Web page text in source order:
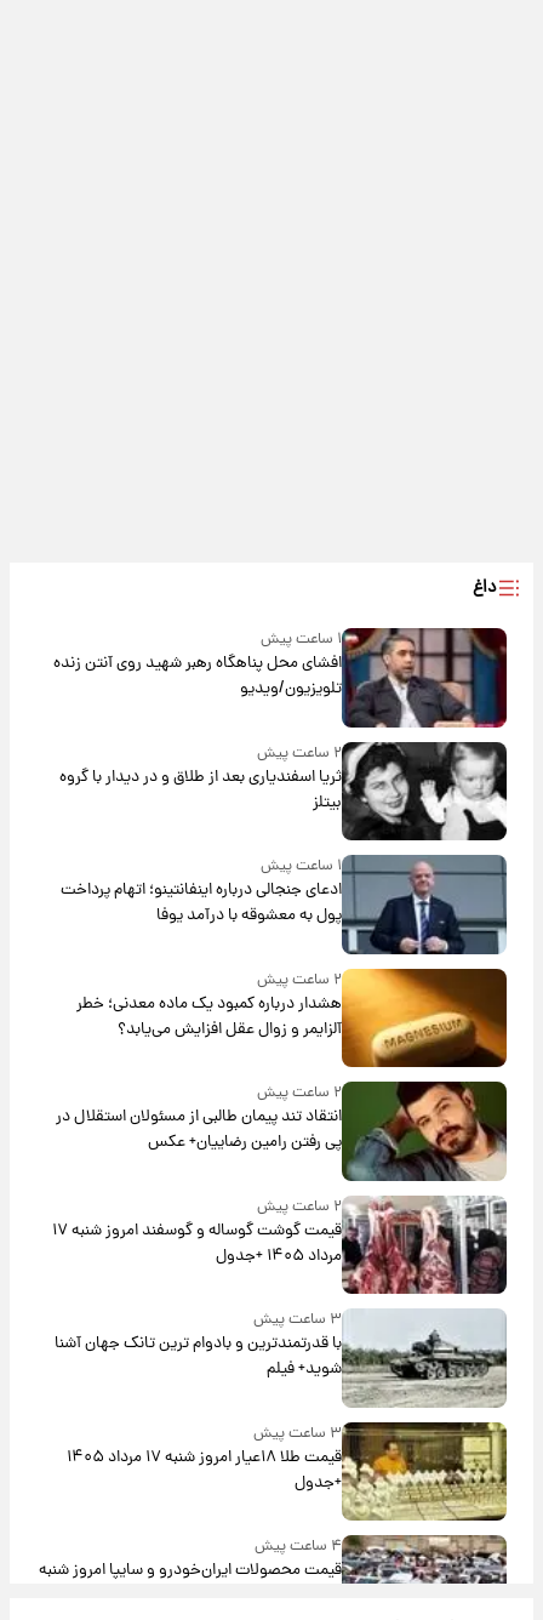
داغ
۱ ساعت پیش
افشای محل پناهگاه‌ رهبر شهید روی آنتن زنده
تلویزیون/ویدیو
۲ ساعت پیش
ثریا اسفندیاری بعد از طلاق و در دیدار با گروه
بیتلز
۱ ساعت پیش
ادعای جنجالی درباره اینفانتینو؛ اتهام پرداخت
پول به معشوقه با درآمد یوفا
۲ ساعت پیش
هشدار درباره کمبود یک ماده معدنی؛ خطر
آلزایمر و زوال عقل افزایش می‌یابد؟
۲ ساعت پیش
انتقاد تند پیمان طالبی از مسئولان استقلال در
پی رفتن رامین رضاییان+ عکس
۲ ساعت پیش
قیمت گوشت گوساله و گوسفند امروز شنبه ۱۷
مرداد ۱۴۰۵ +جدول
۳ ساعت پیش
با قدرتمندترین و بادوام ترین تانک جهان آشنا
شوید+ فیلم
۳ ساعت پیش
قیمت طلا ۱۸عیار امروز شنبه ۱۷ مرداد ۱۴۰۵
+جدول
۴ ساعت پیش
قیمت محصولات ایران‌خودرو و سایپا امروز شنبه